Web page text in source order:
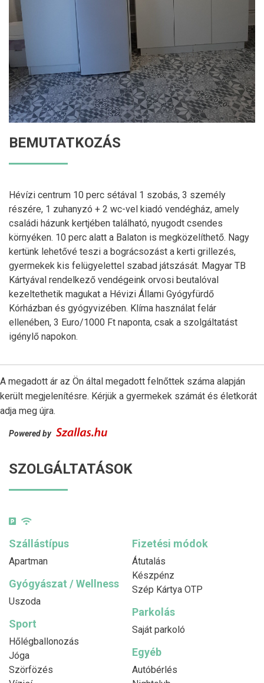
BEMUTATKOZÁS
Hévízi centrum 10 perc sétával 1 szobás, 3 személy
részére, 1 zuhanyzó + 2 wc-vel kiadó vendégház, amely
családi házunk kertjében található, nyugodt csendes
környéken. 10 perc alatt a Balaton is megközelíthető. Nagy
kertünk lehetővé teszi a bográcsozást a kerti grillezés,
gyermekek kis felügyelettel szabad játszását. Magyar TB
Kártyával rendelkező vendégeink orvosi beutalóval
kezeltethetik magukat a Hévizi Állami Gyógyfürdő
Kórházban és gyógyvizében. Klíma használat felár
ellenében, 3 Euro/1000 Ft naponta, csak a szolgáltatást
igénylő napokon.
A megadott ár az Ön által megadott felnőttek száma alapján
került megjelenítésre. Kérjük a gyermekek számát és életkorát
adja meg újra.
Powered by
SZOLGÁLTATÁSOK
Szállástípus
Apartman
Fizetési módok
Átutalás
Készpénz
Szép Kártya OTP
Gyógyászat / Wellness
Uszoda
Parkolás
Saját parkoló
Sport
Hőlégballonozás
Jóga
Szörfözés
Egyéb
Autóbérlés